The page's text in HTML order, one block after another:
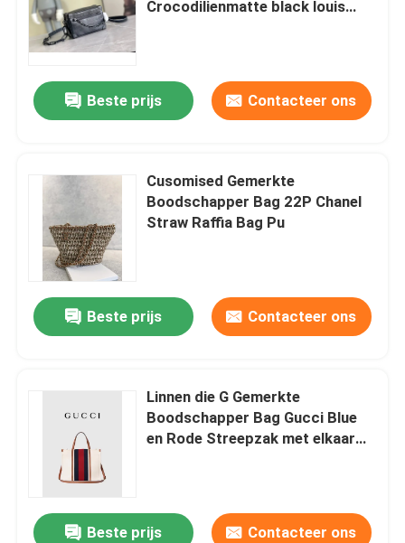
Crocodilienmatte black louis
Beste prijs Contacteer ons
Cusomised Gemerkte
Boodschapper Bag 22P Chanel
Straw Raffia Bag Pu
Beste prijs Contacteer ons
Linnen die G Gemerkte
Boodschapper Bag Gucci Blue
en Rode Streepzak met elkaar
Beste prijs Contacteer ons